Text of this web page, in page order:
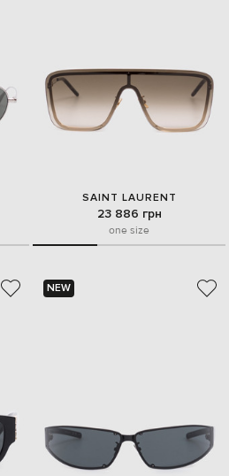
SAINT LAURENT
23 886 грн
one size
NEW